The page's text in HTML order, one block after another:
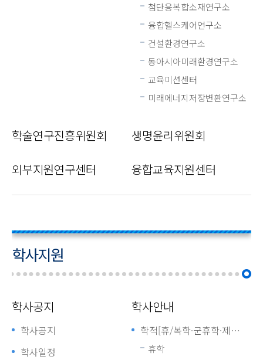
첨단융복합소재연구소
융합헬스케어연구소
건설환경연구소
동아시아미래환경연구소
교육미션센터
미래에너지저장변환연구소
학술연구진흥위원회
생명윤리위원회
외부지원연구센터
융합교육지원센터
학사지원
학사공지
학사공지
학사일정
학사안내
학적[휴/복학·군휴학·제적(자퇴)·재입학]
휴학